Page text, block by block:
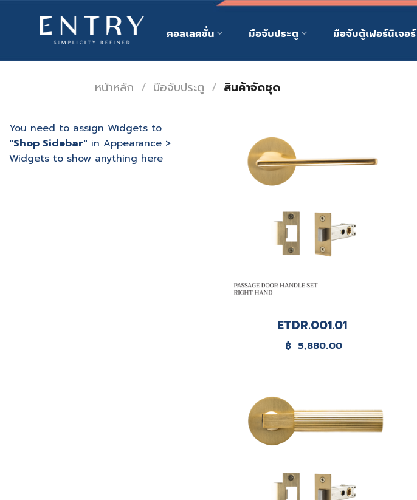
คอลเลคชั่น มือจับประตู มือจับตู้เฟอร์นิเจอร์
หน้าหลัก / มือจับประตู / สินค้าจัดชุด
You need to assign Widgets to
"Shop Sidebar" in Appearance >
Widgets to show anything here
ETDR.001.01
฿ 5,880.00